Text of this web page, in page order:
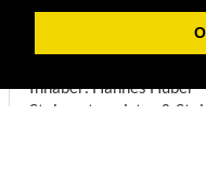
Inhaber: Hannes Huber
Steinmetzmeister &